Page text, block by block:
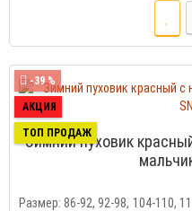
-39 %
АКЦИЯ
ТОП ПРОДАЖ
Зимний пуховик
Размер: 86-92, 92-98, 104-110,